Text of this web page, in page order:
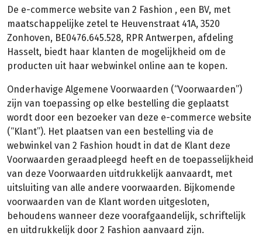
De e-commerce website van 2 Fashion , een BV, met
maatschappelijke zetel te Heuvenstraat 41A, 3520
Zonhoven, BE0476.645.528, RPR Antwerpen, afdeling
Hasselt, biedt haar klanten de mogelijkheid om de
producten uit haar webwinkel online aan te kopen.
Onderhavige Algemene Voorwaarden (“Voorwaarden”)
zijn van toepassing op elke bestelling die geplaatst
wordt door een bezoeker van deze e-commerce website
(“Klant”). Het plaatsen van een bestelling via de
webwinkel van 2 Fashion houdt in dat de Klant deze
Voorwaarden geraadpleegd heeft en de toepasselijkheid
van deze Voorwaarden uitdrukkelijk aanvaardt, met
uitsluiting van alle andere voorwaarden. Bijkomende
voorwaarden van de Klant worden uitgesloten,
behoudens wanneer deze voorafgaandelijk, schriftelijk
en uitdrukkelijk door 2 Fashion aanvaard zijn.